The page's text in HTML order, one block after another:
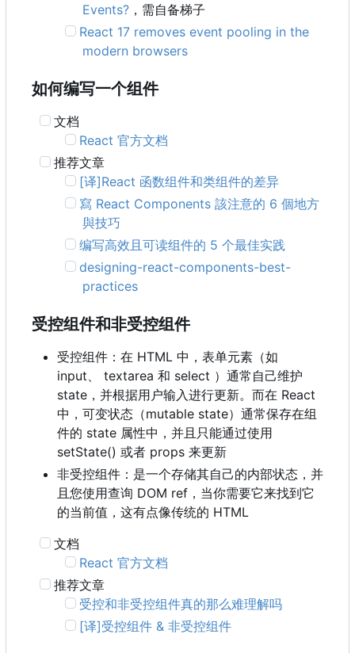
Events? ，需自备梯子
React 17 removes event pooling in the
modern browsers
如何编写一个组件
文档
React 官方文档
推荐文章
[译]React 函数组件和类组件的差异
寫 React Components 該注意的 6 個地方
與技巧
编写高效且可读组件的 5 个最佳实践
designing-react-components-best-
practices
受控组件和非受控组件
受控组件：在 HTML 中，表单元素（如
input、 textarea 和 select ）通常自己维护
state ， 并根据用户输入进行更新。而在 React
中 ， 可变状态 （mutable state） 通常保存在组
件的 state 属性中，并且只能通过使用
setState() 或者 props 来更新
非受控组件：是一个存储其自己的内部状态，并
且您使用查询 DOM ref ， 当你需要它来找到它
的当前值 ， 这有点像传统的 HTML
文档
React 官方文档
推荐文章
受控和非受控组件真的那么难理解吗
[译]受控组件 & 非受控组件